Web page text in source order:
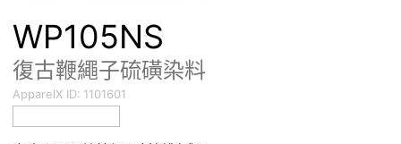
WP105NS
復古鞭繩子硫磺染料
ApparelX ID: 1101601